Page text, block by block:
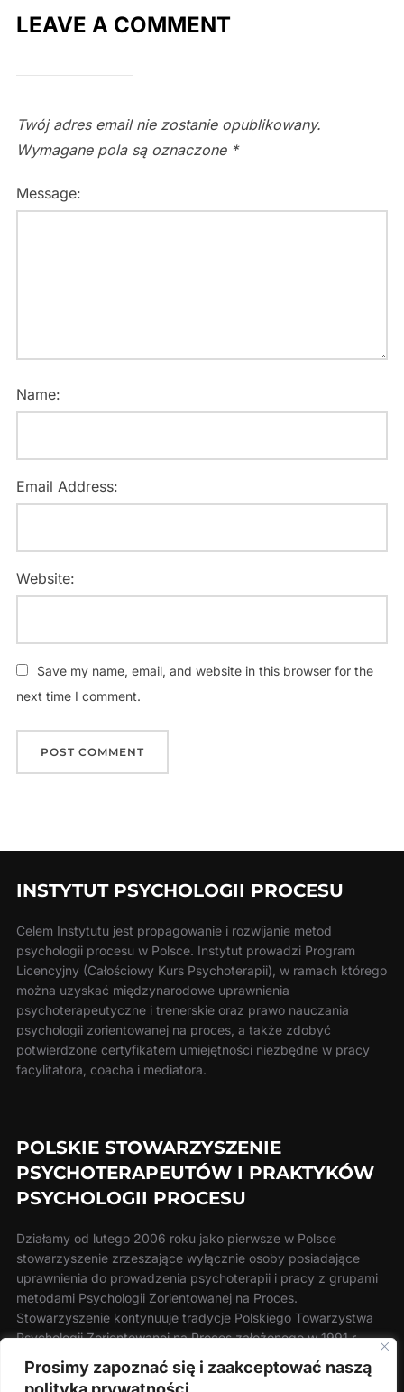
Prosimy zapoznać się i zaakceptować naszą
LEAVE A COMMENT
Twój adres email nie zostanie opublikowany.
Wymagane pola są oznaczone *
Message:
Name:
Email Address:
Website:
Save my name, email, and website in this browser for the
next time I comment.
INSTYTUT PSYCHOLOGII PROCESU
Celem Instytutu jest propagowanie i rozwijanie metod
psychologii procesu w Polsce. Instytut prowadzi Program
Licencyjny (Całościowy Kurs Psychoterapii), w ramach którego
można uzyskać międzynarodowe uprawnienia
psychoterapeutyczne i trenerskie oraz prawo nauczania
psychologii zorientowanej na proces, a także zdobyć
potwierdzone certyfikatem umiejętności niezbędne w pracy
facylitatora, coacha i mediatora.
POLSKIE STOWARZYSZENIE
PSYCHOTERAPEUTÓW I PRAKTYKÓW
PSYCHOLOGII PROCESU
Działamy od lutego 2006 roku jako pierwsze w Polsce
stowarzyszenie zrzeszające wyłącznie osoby posiadające
uprawnienia do prowadzenia psychoterapii i pracy z grupami
metodami Psychologii Zorientowanej na Proces.
Stowarzyszenie kontynuuje tradycje Polskiego Towarzystwa
Psychologii Zorientowanej na Proces założonego w 1991 r.